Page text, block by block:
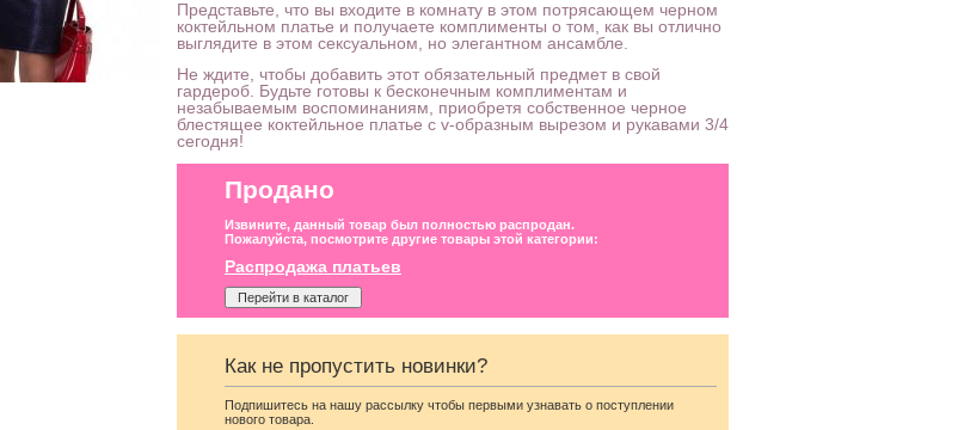
Представьте, что вы входите в комнату в этом потрясающем черном
коктейльном платье и получаете комплименты о том, как вы отлично
выглядите в этом сексуальном, но элегантном ансамбле.
Не ждите, чтобы добавить этот обязательный предмет в свой
гардероб. Будьте готовы к бесконечным комплиментам и
незабываемым воспоминаниям, приобретя собственное черное
блестящее коктейльное платье с v-образным вырезом и рукавами 3/4
сегодня!
Продано
Извините, данный товар был полностью распродан.
Пожалуйста, посмотрите другие товары этой категории:
Распродажа платьев
Перейти в каталог
Как не пропустить новинки?
Подпишитесь на нашу рассылку чтобы первыми узнавать о поступлении
нового товара.
Серое атласное платье-
карандаш со сборками
цвета